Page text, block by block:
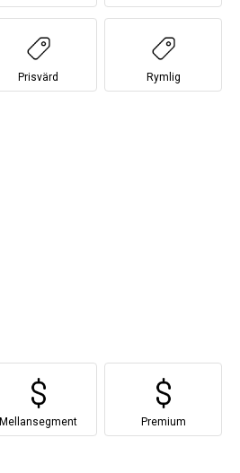
Prisvärd Rymlig
Mellansegment Premium